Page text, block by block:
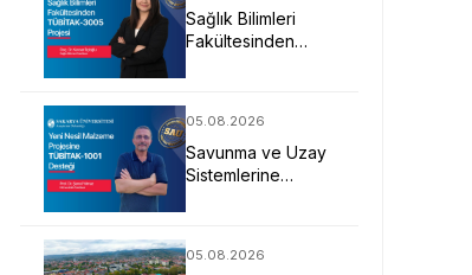
Sağlık Bilimleri
Fakültesinden
05.08.2026
Savunma ve Uzay
Sistemlerine
05.08.2026